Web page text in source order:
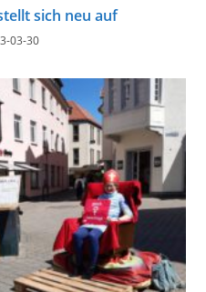
sich neu auf
03-30